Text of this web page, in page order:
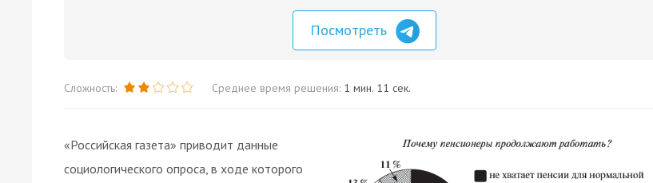
Посмотреть
Сложность: Среднее время решения: 1 мин. 11 сек.
«Российская газета» приводит данные
социологического опроса, в ходе которого